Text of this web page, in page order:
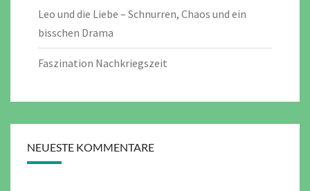
Leo und die Liebe – Schnurren, Chaos und ein
bisschen Drama
Faszination Nachkriegszeit
NEUESTE KOMMENTARE